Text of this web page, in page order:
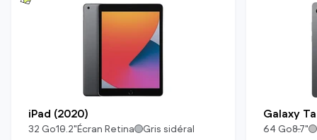
iPad (2020)
32 Go10.2"Écran Retina Gris sidéral
Galaxy
64 Go8.7"